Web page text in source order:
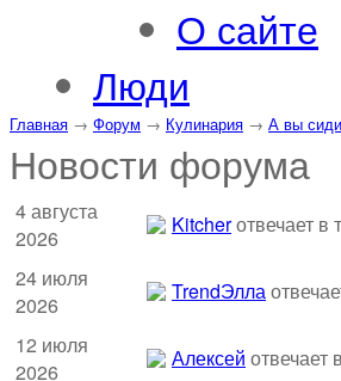
О сайте
Люди
Главная → Форум → Кулинария → А вы
Новости форума
4 августа
2026
Kitcherотвечает в
24 июля
2026
TrendЭлла
12 июля
2026
Алексей отвечает